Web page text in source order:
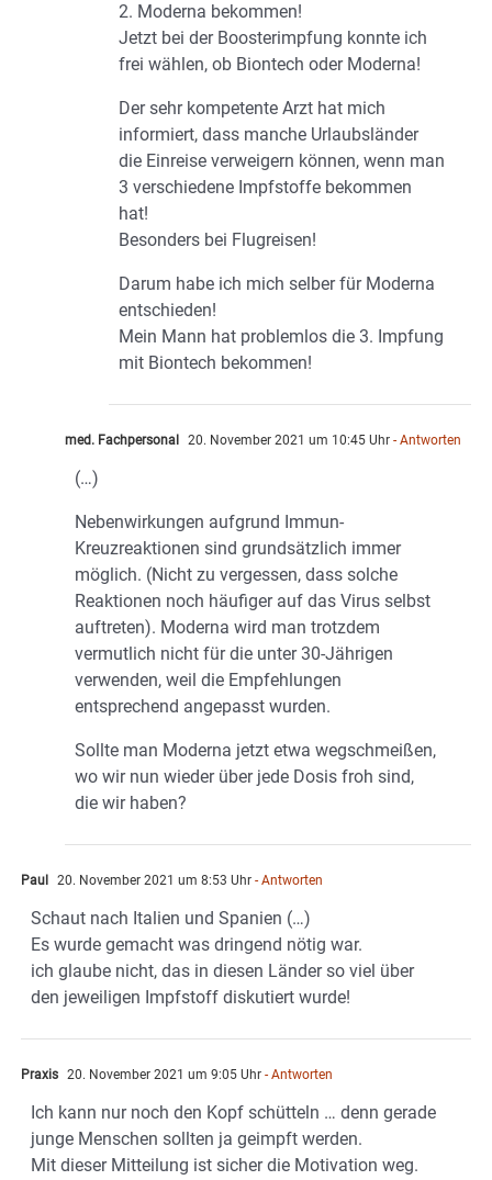
2. Moderna bekommen!
Jetzt bei der Boosterimpfung konnte ich
frei wählen, ob Biontech oder Moderna!
Der sehr kompetente Arzt hat mich
informiert, dass manche Urlaubsländer
die Einreise verweigern können, wenn man
3 verschiedene Impfstoffe bekommen
hat!
Besonders bei Flugreisen!
Darum habe ich mich selber für Moderna
entschieden!
Mein Mann hat problemlos die 3. Impfung
mit Biontech bekommen!
med. Fachpersonal 20. November 2021 um 10:45 Uhr - Antworten
(…)
Nebenwirkungen aufgrund Immun-
Kreuzreaktionen sind grundsätzlich immer
möglich. (Nicht zu vergessen, dass solche
Reaktionen noch häufiger auf das Virus selbst
auftreten). Moderna wird man trotzdem
vermutlich nicht für die unter 30-Jährigen
verwenden, weil die Empfehlungen
entsprechend angepasst wurden.
Sollte man Moderna jetzt etwa wegschmeißen,
wo wir nun wieder über jede Dosis froh sind,
die wir haben?
Paul 20. November 2021 um 8:53 Uhr - Antworten
Schaut nach Italien und Spanien (…)
Es wurde gemacht was dringend nötig war.
ich glaube nicht, das in diesen Länder so viel über
den jeweiligen Impfstoff diskutiert wurde!
Praxis 20. November 2021 um 9:05 Uhr - Antworten
Ich kann nur noch den Kopf schütteln … denn gerade
junge Menschen sollten ja geimpft werden.
Mit dieser Mitteilung ist sicher die Motivation weg.